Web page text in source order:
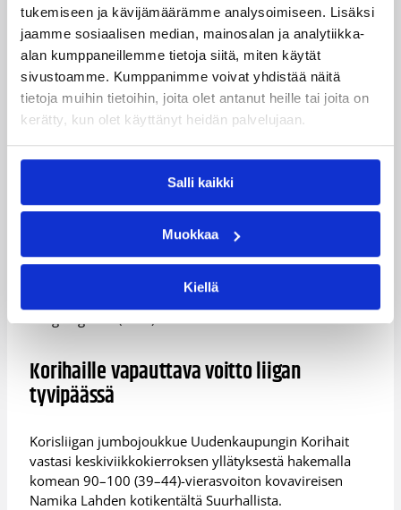
tukemiseen ja kävijämäärämme analysoimiseen. Lisäksi
jaamme sosiaalisen median, mainosalan ja analytiikka-
alan kumppaneillemme tietoja siitä, miten käytät
sivustoamme. Kumppanimme voivat yhdistää näitä
tietoja muihin tietoihin, joita olet antanut heille tai joita on
kerätty, kun olet käyttänyt heidän palvelujaan.
Salli kaikki
Muokkaa
Kiellä
Namika Lappeenrannalle merkittiin liigataulukkoon
keskiviikkona viides perättäinen tappio, kun KTP-
Basket tuli, näki ja voitti karjalaisisännät pistein 68–80
(23–36).
Kotkalaiset hyökkäsivät Lappeenrannassa kuin
onnistumiset jäivät satunnaisiksi ja painottuivat
neljänteen jaksoon pelin jo ratkettua, kun KTP keskittyi
kohentelemaan voittotiliään.
Timo Heinonen (17/5) ja Ryan Ayers (15/9/2 blokkia)
olivat kotkalaisten tuotteliaimmat.
Namikan peli lepäsi Todd Brownin (22/6/4 riistoa) ja
Korihaille vapauttava voitto liigan
tyvipäässä
Korisliigan jumbojoukkue Uudenkaupungin Korihait
vastasi keskiviikkokierroksen yllätyksestä hakemalla
komean 90–100 (39–44)-vierasvoiton kovavireisen
Namika Lahden kotikentältä Suurhallista.